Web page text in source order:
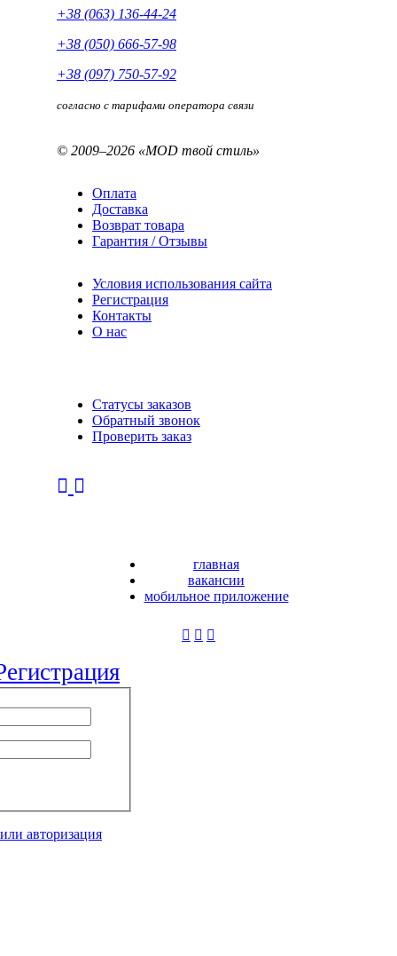
+38 (063) 136-44-24
+38 (050) 666-57-98
+38 (097) 750-57-92
согласно с тарифами оператора связи
© 2009–2026 «MOD твой стиль»
Оплата
Доставка
Возврат товара
Гарантия / Отзывы
Условия использования сайта
Регистрация
Контакты
О нас
Статусы заказов
Обратный звонок
Проверить заказ
главная
вакансии
мобильное приложение
авторизация